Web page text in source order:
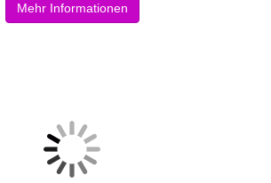
Mehr Informationen